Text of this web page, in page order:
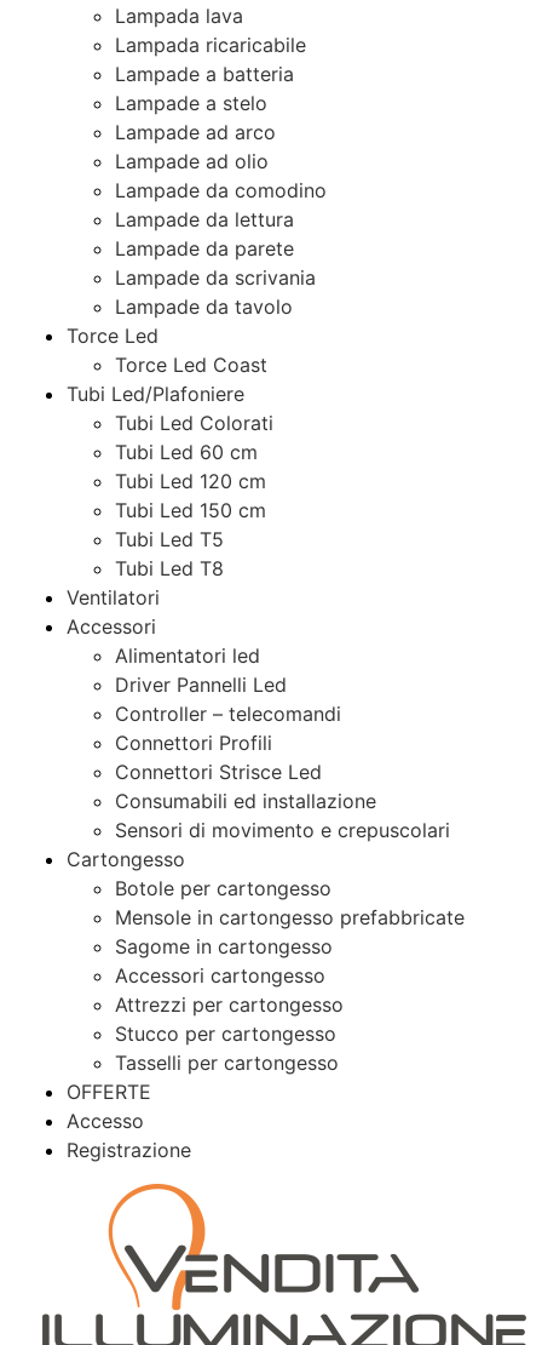
Lampada lava
Lampada ricaricabile
Lampade a batteria
Lampade a stelo
Lampade ad arco
Lampade ad olio
Lampade da comodino
Lampade da lettura
Lampade da parete
Lampade da scrivania
Lampade da tavolo
Torce Led
Torce Led Coast
Tubi Led/Plafoniere
Tubi Led Colorati
Tubi Led 60 cm
Tubi Led 120 cm
Tubi Led 150 cm
Tubi Led T5
Tubi Led T8
Ventilatori
Accessori
Alimentatori led
Driver Pannelli Led
Controller – telecomandi
Connettori Profili
Connettori Strisce Led
Consumabili ed installazione
Sensori di movimento e crepuscolari
Cartongesso
Botole per cartongesso
Mensole in cartongesso prefabbricate
Sagome in cartongesso
Accessori cartongesso
Attrezzi per cartongesso
Stucco per cartongesso
Tasselli per cartongesso
OFFERTE
Accesso
Registrazione